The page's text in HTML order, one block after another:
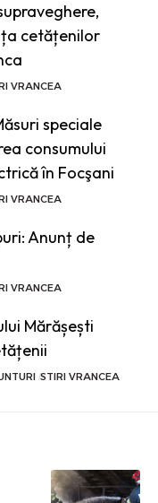
cetățenilor
VRANCEA
speciale
consumului
în Focşani
VRANCEA
Anunț de
VRANCEA
Mărășești
STIRI VRANCEA